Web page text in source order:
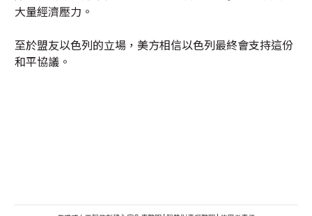
大量經濟壓力。
至於盟友以色列的立場，美方相信以色列最終會支持這份
和平協議。